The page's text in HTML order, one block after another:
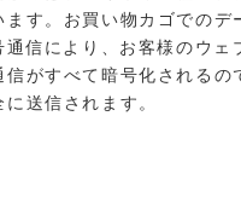
ます。お買い物カゴでのデ
信により、お客様のウェ
信がすべて暗号化されるの
送信されます。